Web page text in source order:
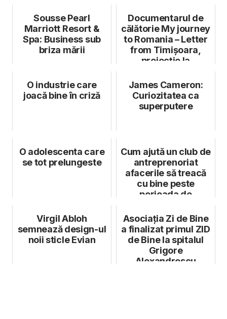
Sousse Pearl
Marriott Resort &
Spa: Business sub
briza mării
Documentarul de
călătorie My journey
to Romania – Letter
from Timișoara,
proiecție la
O industrie care
joacă bine în criză
James Cameron:
Curiozitatea ca
superputere
O adolescenta care
se tot prelungeste
Cum ajută un club de
antreprenoriat
afacerile să treacă
cu bine peste
perioada de
Virgil Abloh
semnează design-ul
noii sticle Evian
Asociația Zi de Bine
a finalizat primul ZID
de Bine la spitalul
Grigore
Alexandrescu